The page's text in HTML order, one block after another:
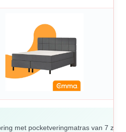
met pocketveringmatras van 7